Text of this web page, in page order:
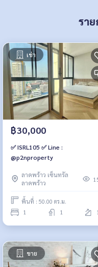
ราย
เช่า
฿30,000
✅ ISRL105 ✅ Line :
@p2nproperty
ลาดพร้าว เซ็นทรัล
ลาดพร้าว
พื้นที่ : 50.00 ตร.ม.
1 1
ขาย